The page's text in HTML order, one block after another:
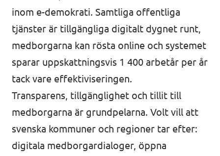
inom e-demokrati. Samtliga offentliga
tjänster är tillgängliga digitalt dygnet runt,
medborgarna kan rösta online och systemet
sparar uppskattningsvis 1 400 arbetår per år
tack vare effektiviseringen.
Transparens, tillgänglighet och tillit till
medborgarna är grundpelarna. Volt vill att
svenska kommuner och regioner tar efter:
digitala medborgardialoger, öppna